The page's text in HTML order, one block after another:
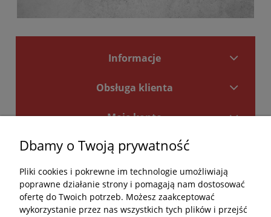
Informacje
Obsługa klienta
Moje konto
Płatności i dostawa
Kontakt
Kontakt
Dbamy o Twoją prywatność
Pliki cookies i pokrewne im technologie umożliwiają
poprawne działanie strony i pomagają nam dostosować
ofertę do Twoich potrzeb. Możesz zaakceptować
wykorzystanie przez nas wszystkich tych plików i przejść